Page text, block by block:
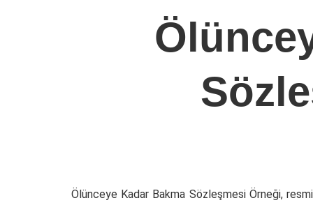
Ölünceye Kadar Bakma Sözleşmesi Örneği,